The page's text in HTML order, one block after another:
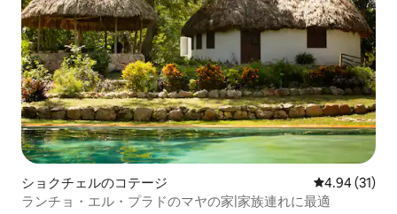
ショクチェルのコテージ レビュー31
4.94 (31)
ランチョ・エル・プラドのマヤの家|家族連れに最適